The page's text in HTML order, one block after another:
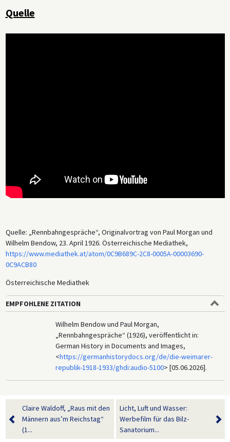
Quelle
Quelle: „Rennbahngespräche“, Originalvortrag von Paul Morgan und
Wilhelm Bendow, 23. April 1926. Österreichische Mediathek,
https://www.mediathek.at/atom/0C9B689C-2C8-0005A-00003690-
0C9ACB80
Österreichische Mediathek
EMPFOHLENE ZITATION
Wilhelm Bendow und Paul Morgan,
„Rennbahngespräche“ (1926), veröffentlicht in:
German History in Documents and Images,
<https://germanhistorydocs.org/de/die-weimarer-
republik-1918-1933/ghdi:audio-5100> [05.06.2026].
Claire Waldoff, „Raus mit den
Männern aus’m Reichstag“
(1...
Licht, Luft und Wasser:
Werbefilm für das Bilz-
Sanatorium...